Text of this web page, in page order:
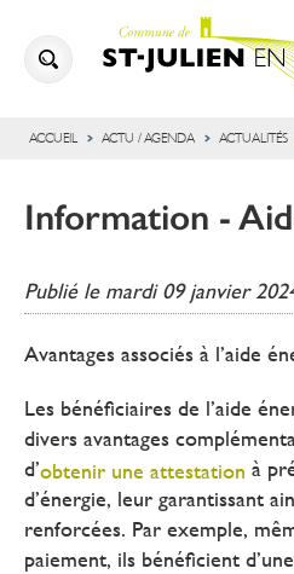
ACCUEIL ACTU / AGENDA ACTUALITÉS
Information -
Publié le mardi 09 janvier
Avantages associés à l’aide
Les bénéficiaires de l’aide
divers avantages
d’obtenir une attestation à
d’énergie, leur garantissant
renforcées. Par exemple,
paiement, ils bénéficient